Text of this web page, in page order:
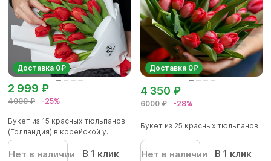
Доставка 0₽
4000 ₽ -25%
2 999 ₽
Букет из 15 красных тюльпанов
(Голландия) в корейской у...
Нет в наличии В 1 клик
Доставка 0₽
6000 ₽ -28%
4 350 ₽
Букет из 25 красных тюльпанов
Нет в наличии В 1 клик